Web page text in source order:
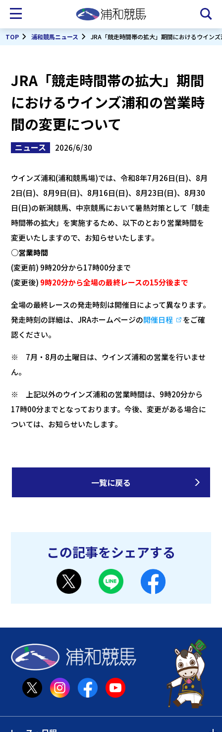
TOP 浦和競馬ニュース JRA「競走時間帯の拡大」期間におけるウイン
JRA「競走時間帯の拡大」期間
におけるウインズ浦和の営業時
間の変更について
ニュース 2026/6/30
ウインズ浦和(浦和競馬場)では、令和8年7月26日(日)、8月
2日(日)、8月9日(日)、8月16日(日)、8月23日(日)、8月30
日(日)の新潟競馬、中京競馬において暑熱対策として「競走
時間帯の拡大」を実施するため、以下のとおり営業時間を
変更いたしますので、お知らせいたします。
○営業時間
(変更前) 9時20分から17時00分まで
(変更後) 9時20分から全場の最終レースの15分後まで
全場の最終レースの発走時刻は開催日によって異なります。
発走時刻の詳細は、JRAホームページの開催日程
をご確
認ください。
※ 7月・8月の土曜日は、ウインズ浦和の営業を行いませ
ん。
※ 上記以外のウインズ浦和の営業時間は、9時20分から
17時00分までとなっております。今後、変更がある場合に
ついては、お知らせいたします。
一覧に戻る
この記事をシェアする